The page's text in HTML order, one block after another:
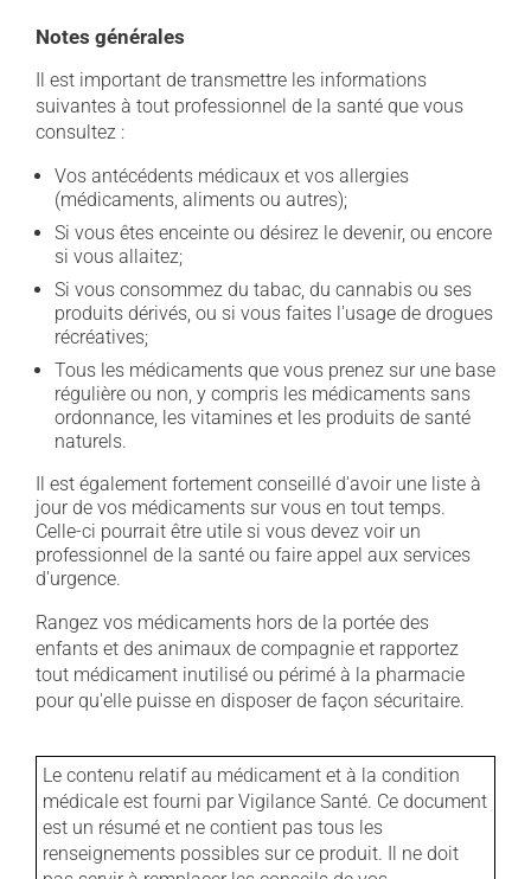
Notes générales
Il est important de transmettre les informations
suivantes à tout professionnel de la santé que vous
consultez :
Vos antécédents médicaux et vos allergies
(médicaments, aliments ou autres);
Si vous êtes enceinte ou désirez le devenir, ou encore
si vous allaitez;
Si vous consommez du tabac, du cannabis ou ses
produits dérivés, ou si vous faites l'usage de drogues
récréatives;
Tous les médicaments que vous prenez sur une base
régulière ou non, y compris les médicaments sans
ordonnance, les vitamines et les produits de santé
naturels.
Il est également fortement conseillé d'avoir une liste à
jour de vos médicaments sur vous en tout temps.
Celle-ci pourrait être utile si vous devez voir un
professionnel de la santé ou faire appel aux services
d'urgence.
Rangez vos médicaments hors de la portée des
enfants et des animaux de compagnie et rapportez
tout médicament inutilisé ou périmé à la pharmacie
pour qu'elle puisse en disposer de façon sécuritaire.
Le contenu relatif au médicament et à la condition
médicale est fourni par Vigilance Santé. Ce document
est un résumé et ne contient pas tous les
renseignements possibles sur ce produit. Il ne doit